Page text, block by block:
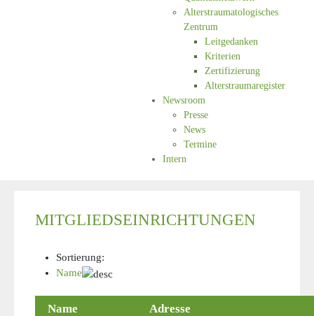
Alterstraumatologisches
Zentrum
Leitgedanken
Kriterien
Zertifizierung
Alterstraumaregister
Newsroom
Presse
News
Termine
Intern
MITGLIEDSEINRICHTUNGEN
Sortierung:
Name
Name Adresse